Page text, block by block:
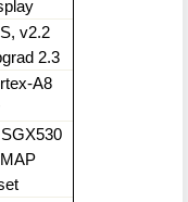
v2.2
2.3
A8